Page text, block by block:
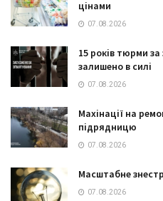
цінами
07.08.2026
15 років тюрми
залишено в силі
07.08.2026
Махінації на
підрядницю
07.08.2026
Масштабне
07.08.2026